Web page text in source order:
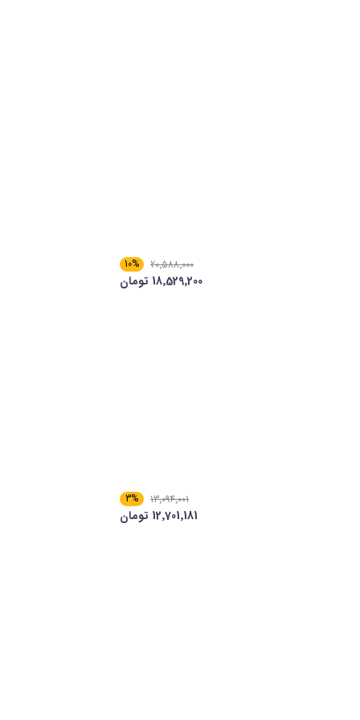
20٬588٬000
10%
18٬529٬200 تومان
13٬094٬001
3%
12٬701٬181 تومان